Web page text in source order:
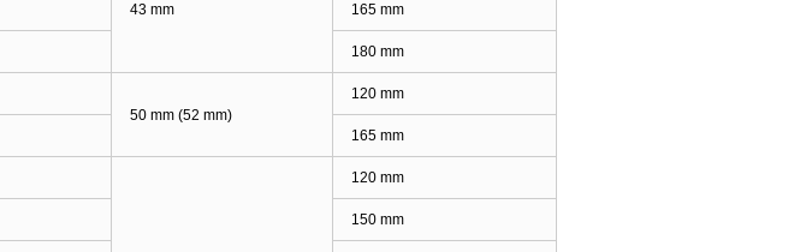
43 mm 165 mm
180 mm
50 mm (52 mm)
120 mm
165 mm
120 mm
150 mm